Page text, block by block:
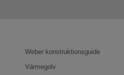
Weber konstruktionsguide
Värmegolv